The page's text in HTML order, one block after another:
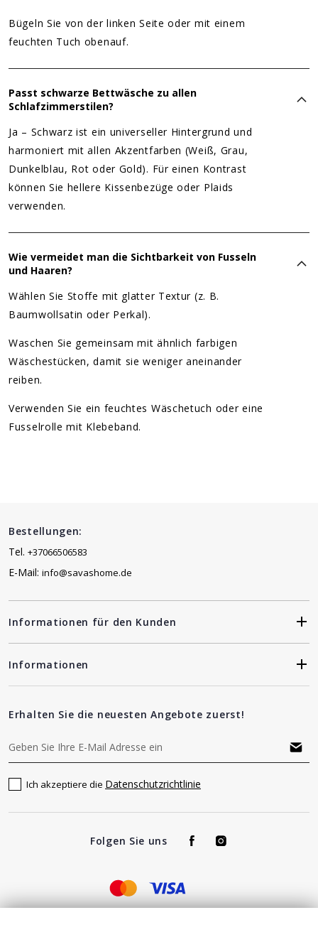
Bügeln Sie von der linken Seite oder mit einem
feuchten Tuch obenauf.
Passt schwarze Bettwäsche zu allen
Schlafzimmerstilen?
Ja – Schwarz ist ein universeller Hintergrund und
harmoniert mit allen Akzentfarben (Weiß, Grau,
Dunkelblau, Rot oder Gold). Für einen Kontrast
können Sie hellere Kissenbezüge oder Plaids
verwenden.
Wie vermeidet man die Sichtbarkeit von Fusseln
und Haaren?
Wählen Sie Stoffe mit glatter Textur (z. B.
Baumwollsatin oder Perkal).
Waschen Sie gemeinsam mit ähnlich farbigen
Wäschestücken, damit sie weniger aneinander
reiben.
Verwenden Sie ein feuchtes Wäschetuch oder eine
Fusselrolle mit Klebeband.
Bestellungen:
Tel. +37066506583
E-Mail: info@savashome.de
Informationen für den Kunden
Informationen
Erhalten Sie die neuesten Angebote zuerst!
Ich akzeptiere die Datenschutzrichtlinie
Folgen Sie uns